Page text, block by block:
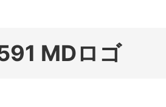
MDロゴ